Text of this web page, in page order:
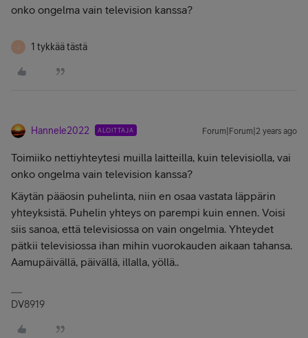
onko ongelma vain television kanssa?
J 1 tykkää tästä
Hannele2022 ALOITTAJA Forum|Forum|2 years ago
Toimiiko nettiyhteytesi muilla laitteilla, kuin televisiolla, vai
onko ongelma vain television kanssa?
Käytän pääosin puhelinta, niin en osaa vastata läppärin
yhteyksistä. Puhelin yhteys on parempi kuin ennen. Voisi
siis sanoa, että televisiossa on vain ongelmia. Yhteydet
pätkii televisiossa ihan mihin vuorokauden aikaan tahansa.
Aamupäivällä, päivällä, illalla, yöllä..
DV8919